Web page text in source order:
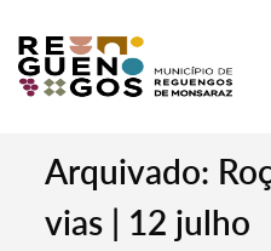
Arquivado:
vias | 12 julho